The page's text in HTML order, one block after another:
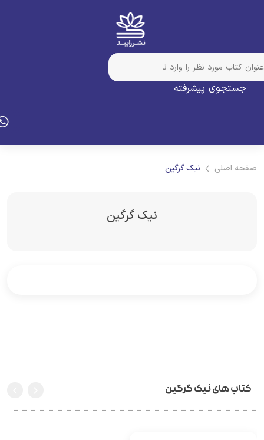
جستجوی پیشرفته
اصلی نیک گرگین
نیک گرگین
کتاب های نیک گرگین